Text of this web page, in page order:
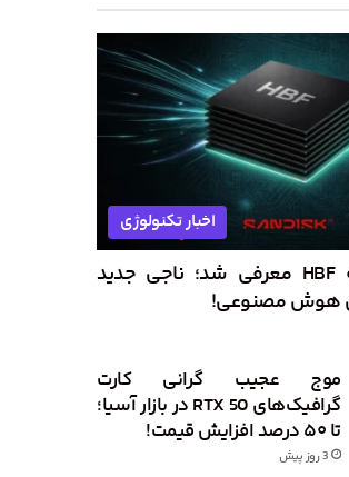
اخبار تکنولوژی
استاندارد حافظه HBF معرفی شد؛ ناجی جدید
هوش مصنوعی!
موج عجیب گرانی کارت
گرافیک‌های RTX 50 در بازار آسیا؛
تا ۵۰ درصد افزایش قیمت!
3 روز پیش